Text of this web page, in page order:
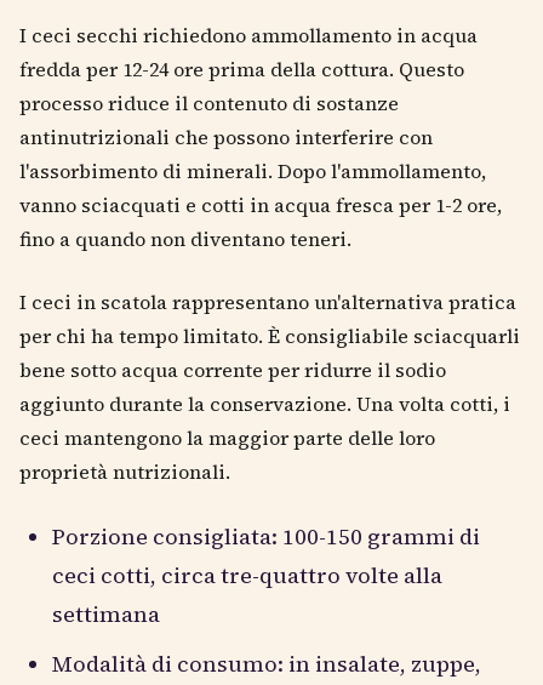
I ceci secchi richiedono ammollamento in acqua
fredda per 12-24 ore prima della cottura. Questo
processo riduce il contenuto di sostanze
antinutrizionali che possono interferire con
l'assorbimento di minerali. Dopo l'ammollamento,
vanno sciacquati e cotti in acqua fresca per 1-2 ore,
fino a quando non diventano teneri.
I ceci in scatola rappresentano un'alternativa pratica
per chi ha tempo limitato. È consigliabile sciacquarli
bene sotto acqua corrente per ridurre il sodio
aggiunto durante la conservazione. Una volta cotti, i
ceci mantengono la maggior parte delle loro
proprietà nutrizionali.
Porzione consigliata: 100-150 grammi di
ceci cotti, circa tre-quattro volte alla
settimana
Modalità di consumo: in insalate, zuppe,